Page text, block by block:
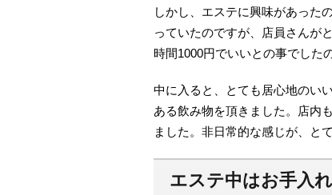
しかし、エステに興味があった
っていたのですが、店員さんが
時間1000円でいいとの事でした
中に入ると、とても居心地のい
ある飲み物を頂きました。店内
ました。非日常的な感じが、と
エステ中はお手入